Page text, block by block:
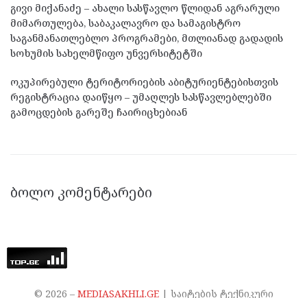
გივი მიქანაძე – ახალი სასწავლო წლიდან აგრარული
მიმართულება, საბაკალავრო და სამაგისტრო
საგანმანათლებლო პროგრამები, მთლიანად გადადის
სოხუმის სახელმწიფო უნვერსიტეტში
ოკუპირებული ტერიტორიების აბიტურიენტებისთვის
რეგისტრაცია დაიწყო – უმაღლეს სასწავლებლებში
გამოცდების გარეშე ჩაირიცხებიან
ᲑᲝᲚᲝ ᲙᲝᲛᲔᲜᲢᲐᲠᲔᲑᲘ
© 2026 – MEDIASAKHLI.GE| საიტების ტექნიკური